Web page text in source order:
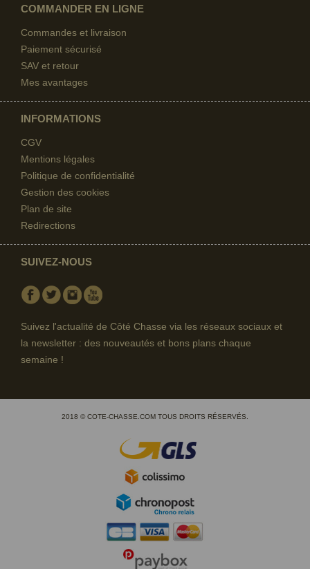
COMMANDER EN LIGNE
Commandes et livraison
Paiement sécurisé
SAV et retour
Mes avantages
INFORMATIONS
CGV
Mentions légales
Politique de confidentialité
Gestion des cookies
Plan de site
Redirections
SUIVEZ-NOUS
Facebook
TwitterInstagram
Suivez l'actualité de Côté Chasse via les réseaux sociaux et
la newsletter : des nouveautés et bons plans chaque
semaine !
2018 © COTE-CHASSE.COM TOUS DROITS RÉSERVÉS.